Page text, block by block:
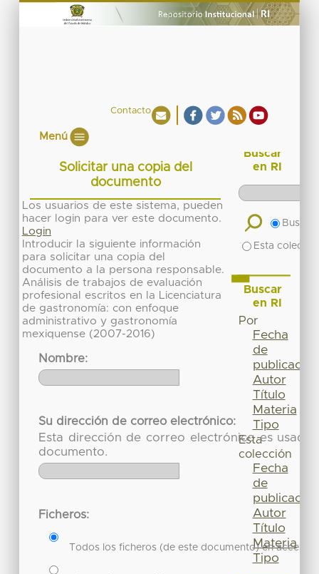
Contacto
Menú
Solicitar una copia del
documento
Los usuarios de este sistema, pueden
hacer login para ver este documento.
Login
Introducir la siguiente información
para solicitar una copia del
documento a la persona responsable.
Análisis de trabajos de evaluación
profesional escritos en la Licenciatura
de gastronomía: con enfoque
administrativo y gastronomía
mexiquense (2007-2016)
Nombre:
Su dirección de correo electrónico:
Esta dirección de correo electrónico es usada
documento.
Ficheros:
Todos los ficheros (de este documento) en acceso
Buscar
en RI
Buscar
Esta
Buscar
en RI
Por
Fecha
de
publicación
Autor
Título
Materia
Tipo
Esta
colección
Fecha
de
publicación
Autor
Título
Materia
Tipo